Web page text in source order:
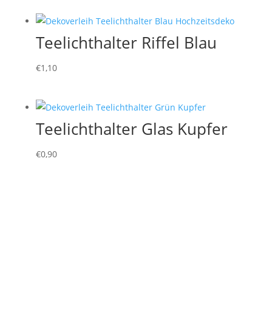
Teelichthalter Riffel Blau
€1,10
Teelichthalter Glas Kupfer
€0,90